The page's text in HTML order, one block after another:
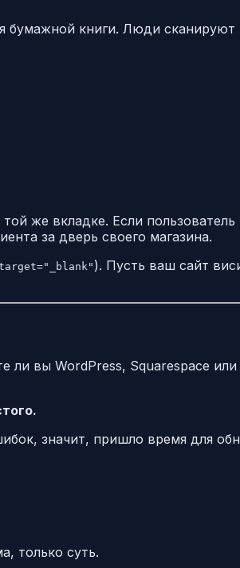
книги. Люди сканируют
же вкладке. Если
за дверь своего магазина.
). Пусть ваш сайт
ли вы WordPress, Squarespace
значит, пришло время для
только суть.